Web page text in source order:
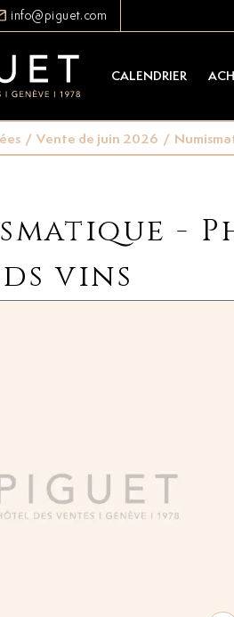
info@piguet.com
CALENDRIER
/ Vente de juin 2026 /
-
vins